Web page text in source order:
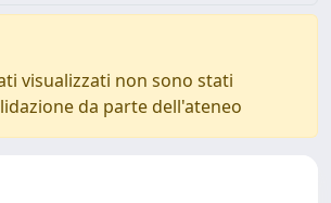
visualizzati non sono stati
da parte dell'ateneo